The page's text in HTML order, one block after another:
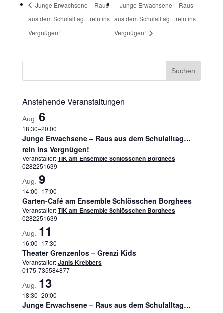
Junge Erwachsene – Raus
aus dem Schulalltag…rein ins
Vergnügen!
Junge Erwachsene – Raus
aus dem Schulalltag…rein ins
Vergnügen!
Anstehende Veranstaltungen
Aug. 6
18:30–20:00
Junge Erwachsene – Raus aus dem Schulalltag…
rein ins Vergnügen!
Veranstalter:TIK am Ensemble Schlösschen Borghees
0282251639
Aug. 9
14:00–17:00
Garten-Café am Ensemble Schlösschen Borghees
Veranstalter:TIK am Ensemble Schlösschen Borghees
0282251639
Aug. 11
16:00–17:30
Theater Grenzenlos – Grenzi Kids
Veranstalter:Janis Krebbers
0175-735584877
Aug. 13
18:30–20:00
Junge Erwachsene – Raus aus dem Schulalltag…